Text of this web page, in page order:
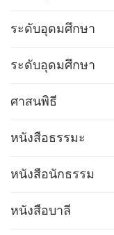
ระดับอุดมศึกษา
ระดับอุดมศึกษา
ศาสนพิธี
หนังสือธรรมะ
หนังสือนักธรรม
หนังสือบาลี